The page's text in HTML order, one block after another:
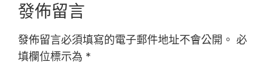
發佈留言
發佈留言必須填寫的電子郵件地址不會公開。 必
填欄位標示為 *